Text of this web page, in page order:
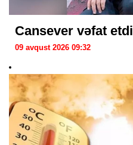
Cansever vəfat etdi
09 avqust 2026 09:32